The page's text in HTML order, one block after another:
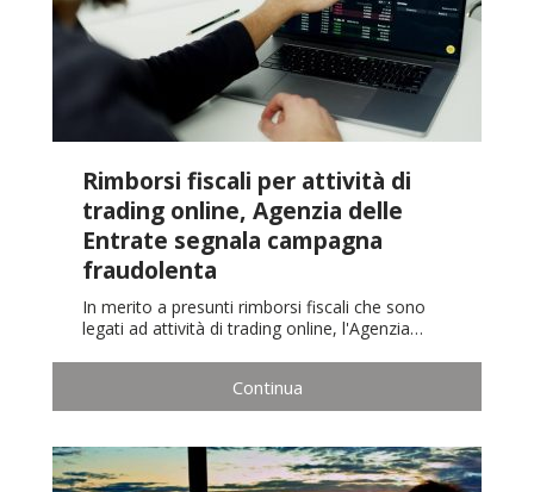
Rimborsi fiscali per attività di
trading online, Agenzia delle
Entrate segnala campagna
fraudolenta
In merito a presunti rimborsi fiscali che sono
legati ad attività di trading online, l'Agenzia…
Continua